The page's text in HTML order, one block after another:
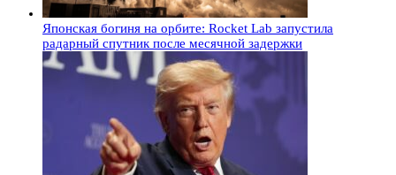
Японская богиня на орбите: Rocket Lab запустила
радарный спутник после месячной задержки